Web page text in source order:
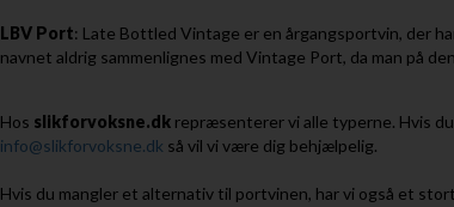
LBV Port: Late Bottled Vintage er en årgangsportvin, der
navnet aldrig sammenlignes med Vintage Port, da man på
Hos slikforvoksne.dk repræsenterer vi alle typerne. Hvis
info@slikforvoksne.dk så vil vi være dig behjælpelig.
Hvis du mangler et alternativ til portvinen, har vi også et